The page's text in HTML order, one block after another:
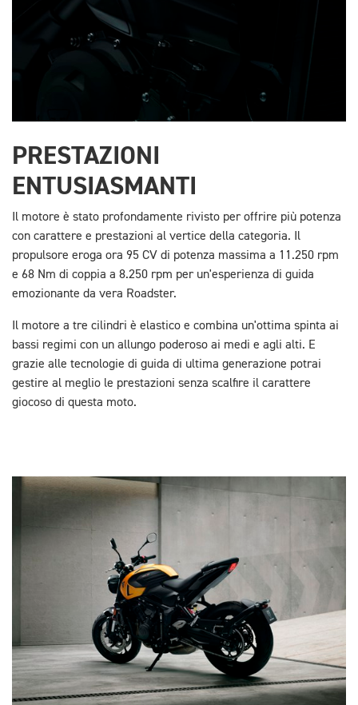
PRESTAZIONI
ENTUSIASMANTI
Il motore è stato profondamente rivisto per offrire più potenza
con carattere e prestazioni al vertice della categoria. Il
propulsore eroga ora 95 CV di potenza massima a 11.250 rpm
e 68 Nm di coppia a 8.250 rpm per un'esperienza di guida
emozionante da vera Roadster.
Il motore a tre cilindri è elastico e combina un'ottima spinta ai
bassi regimi con un allungo poderoso ai medi e agli alti. E
grazie alle tecnologie di guida di ultima generazione potrai
gestire al meglio le prestazioni senza scalfire il carattere
giocoso di questa moto.